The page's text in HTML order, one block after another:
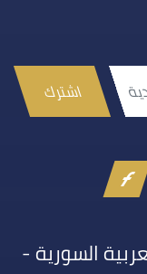
اشترك
السورية -